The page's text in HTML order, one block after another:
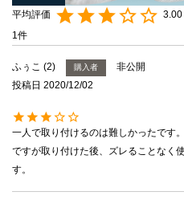
3.00
1
ふぅこ 2 購入者
非公開
投稿日 2020/12/02
一人で取り付けるのは難しかったです。
ですが取り付けた後、ズレることなく
す。